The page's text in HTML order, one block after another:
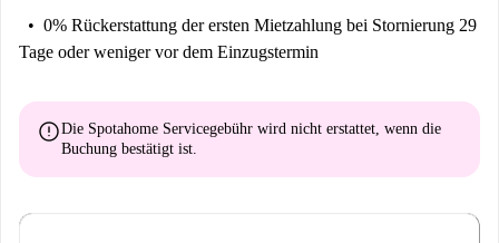
0% Rückerstattung der ersten Mietzahlung bei Stornierung 29
Tage oder weniger vor dem Einzugstermin
errorDie Spotahome Servicegebühr wird nicht erstattet, wenn die
Buchung bestätigt ist.